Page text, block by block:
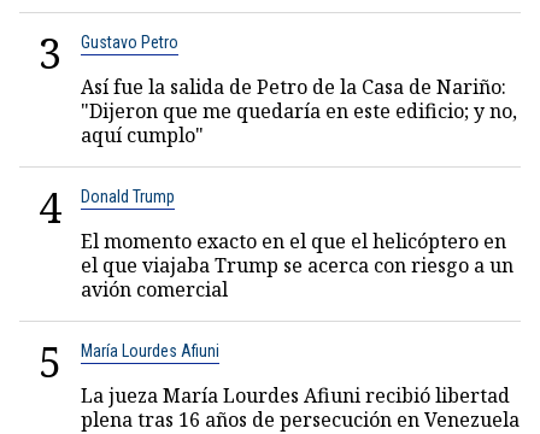
3 Gustavo Petro
Así fue la salida de Petro de la Casa de Nariño:
"Dijeron que me quedaría en este edificio; y no,
aquí cumplo"
4 Donald Trump
El momento exacto en el que el helicóptero en
el que viajaba Trump se acerca con riesgo a un
avión comercial
5 María Lourdes Afiuni
La jueza María Lourdes Afiuni recibió libertad
plena tras 16 años de persecución en Venezuela